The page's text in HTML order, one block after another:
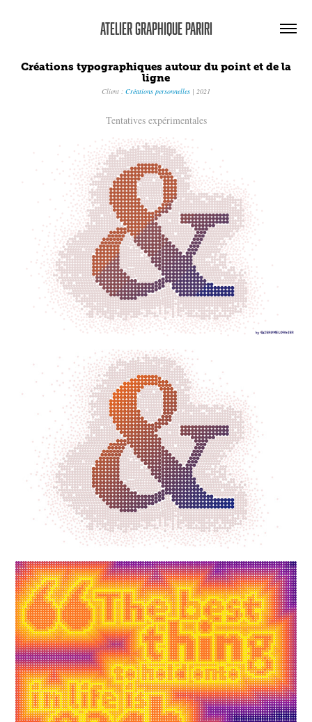
Atelier graphique Pariri
Créations typographiques autour du point et de la
ligne
Client : Créations personnelles | 2021
Tentatives expérimentales